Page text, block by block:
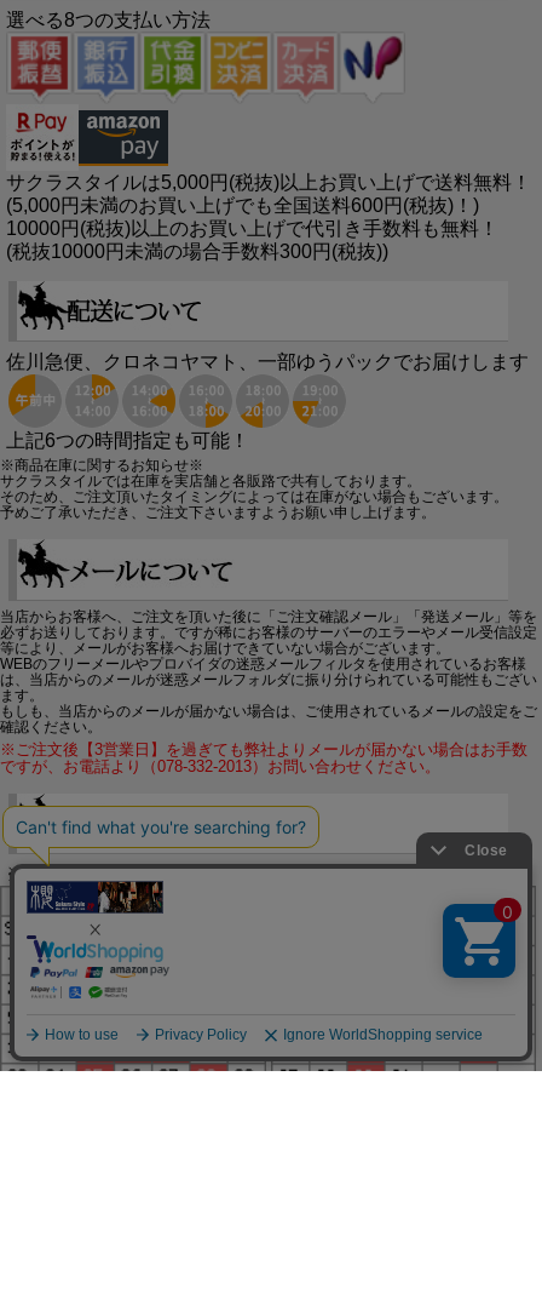
選べる8つの支払い方法
サクラスタイルは5,000円(税抜)以上お買い上げで送料無料！
(5,000円未満のお買い上げでも全国送料600円(税抜)！)
10000円(税抜)以上のお買い上げで代引き手数料も無料！
(税抜10000円未満の場合手数料300円(税抜))
佐川急便、クロネコヤマト、一部ゆうパックでお届けします
上記6つの時間指定も可能！
※商品在庫に関するお知らせ※
サクラスタイルでは在庫を実店舗と各販路で共有しております。
そのため、ご注文頂いたタイミングによっては在庫がない場合もございます。
予めご了承いただき、ご注文下さいますようお願い申し上げます。
当店からお客様へ、ご注文を頂いた後に「ご注文確認メール」「発送メール」等を
必ずお送りしております。ですが稀にお客様のサーバーのエラーやメール受信設定
等により、メールがお客様へお届けできていない場合がございます。
WEBのフリーメールやプロバイダの迷惑メールフィルタを使用されているお客様
は、当店からのメールが迷惑メールフォルダに振り分けられている可能性もござい
ます。
もしも、当店からのメールが届かない場合は、ご使用されているメールの設定をご
確認ください。
※ご注文後【3営業日】を過ぎても弊社よりメールが届かない場合はお手数
ですが、お電話より（078-332-2013）お問い合わせください。
※営業日のお知らせ※